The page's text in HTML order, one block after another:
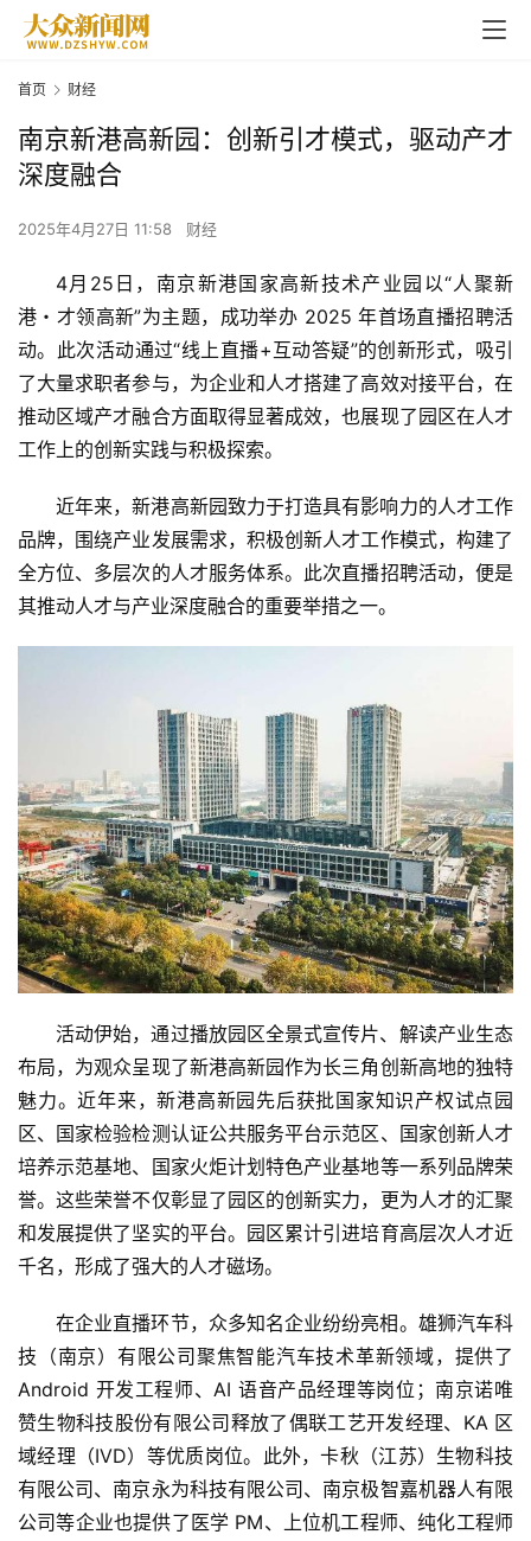
页
资
讯
首页 财经
南京新港高新园：创新引才模式，驱动产才
深度融合
2025年4月27日 11:58 财经
4月25日，南京新港国家高新技术产业园以“人聚新
港・才领高新”为主题，成功举办 2025 年首场直播招聘活
动。此次活动通过“线上直播+互动答疑”的创新形式，吸引
了大量求职者参与，为企业和人才搭建了高效对接平台，在
推动区域产才融合方面取得显著成效，也展现了园区在人才
工作上的创新实践与积极探索。
近年来，新港高新园致力于打造具有影响力的人才工作
品牌，围绕产业发展需求，积极创新人才工作模式，构建了
全方位、多层次的人才服务体系。此次直播招聘活动，便是
其推动人才与产业深度融合的重要举措之一。
活动伊始，通过播放园区全景式宣传片、解读产业生态
布局，为观众呈现了新港高新园作为长三角创新高地的独特
魅力。近年来，新港高新园先后获批国家知识产权试点园
区、国家检验检测认证公共服务平台示范区、国家创新人才
培养示范基地、国家火炬计划特色产业基地等一系列品牌荣
誉。这些荣誉不仅彰显了园区的创新实力，更为人才的汇聚
和发展提供了坚实的平台。园区累计引进培育高层次人才近
千名，形成了强大的人才磁场。
在企业直播环节，众多知名企业纷纷亮相。雄狮汽车科
技（南京）有限公司聚焦智能汽车技术革新领域，提供了
Android 开发工程师、AI 语音产品经理等岗位；南京诺唯
赞生物科技股份有限公司释放了偶联工艺开发经理、KA 区
域经理（IVD）等优质岗位。此外，卡秋（江苏）生物科技
有限公司、南京永为科技有限公司、南京极智嘉机器人有限
公司等企业也提供了医学 PM、上位机工程师、纯化工程师